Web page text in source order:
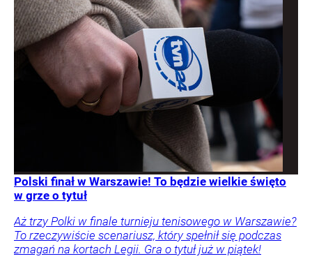
Polski finał w Warszawie! To będzie wielkie święto
w grze o tytuł
Aż trzy Polki w finale turnieju tenisowego w Warszawie?
To rzeczywiście scenariusz, który spełnił się podczas
zmagań na kortach Legii. Gra o tytuł już w piątek!